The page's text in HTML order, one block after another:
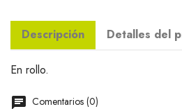
Descripción Detalles del
En rollo.
Comentarios (0)